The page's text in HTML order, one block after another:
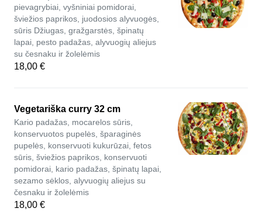
pievagrybiai, vyšniniai pomidorai,
šviežios paprikos, juodosios alyvuogės,
sūris Džiugas, gražgarstės, špinatų
lapai, pesto padažas, alyvuogių aliejus
su česnaku ir žolelėmis
18,00 €
Vegetariška curry 32 cm
Kario padažas, mocarelos sūris,
konservuotos pupelės, šparaginės
pupelės, konservuoti kukurūzai, fetos
sūris, šviežios paprikos, konservuoti
pomidorai, kario padažas, špinatų lapai,
sezamo sėklos, alyvuogių aliejus su
česnaku ir žolelėmis
18,00 €